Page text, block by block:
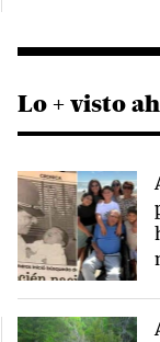
Lo + visto